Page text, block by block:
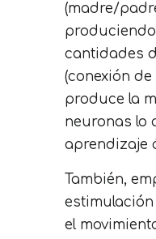
(madre/
cantidades
(conexión
produce la
neuronas lo
aprendizaje
También,
el